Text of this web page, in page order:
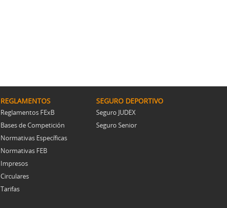
REGLAMENTOS
Reglamentos FExB
Bases de Competición
Normativas Específicas
Normativas FEB
Impresos
Circulares
Tarifas
SEGURO DEPORTIVO
Seguro JUDEX
Seguro Senior